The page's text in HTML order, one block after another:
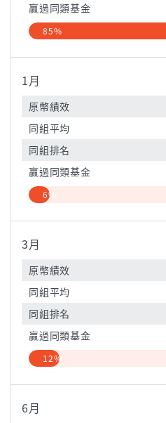
贏過同類基金
85%
1月
原幣績效
同組平均
同組排名
贏過同類基金
6%
3月
原幣績效
同組平均
同組排名
贏過同類基金
12%
6月